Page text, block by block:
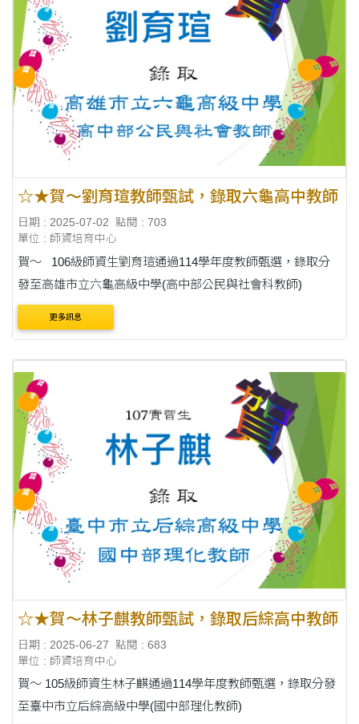
☆★賀～劉育瑄教師甄試，錄取六龜高中教師
日期 : 2025-07-02
點閱 : 703
單位 : 師資培育中心
賀～ 106級師資生劉育瑄通過114學年度教師甄選，錄取分
發至高雄市立六龜高級中學(高中部公民與社會科教師)
更多訊息
☆★賀～林子麒教師甄試，錄取后綜高中教師
日期 : 2025-06-27
點閱 : 683
單位 : 師資培育中心
賀～ 105級師資生林子麒通過114學年度教師甄選，錄取分發